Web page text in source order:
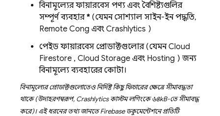
বিনামূল্যের ফায়ারবেস পণ্য এবং বৈশিষ্ট্যগুলির
সম্পূর্ণ ব্যবহার* (যেমন সোশ্যাল সাইন-ইন পদ্ধতি,
Remote Config এবং Crashlytics )
পেইড ফায়ারবেস প্রোডাক্টগুলোর (যেমনCloud
Firestore , Cloud Storage এবং Hosting ) জন্য
বিনামূল্যে ব্যবহারের কোটা।
বিনামূল্যের প্রোডাক্টগুলোতেও নির্দিষ্ট কিছু ফিচারের ক্ষেত্রে সীমাবদ্ধতা
থাকে (উদাহরণস্বরূপ, Crashlyticsকাস্টম লগিংকে ৬৪kB-তে সীমাবদ্ধ
করে)। এই ধরনের তথ্য জানতে Firebase ডকুমেন্টেশনে প্রতিটি